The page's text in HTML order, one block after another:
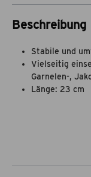
Beschreibung
Stabile und
Vielseitig
Garnelen-,
Länge: 23 cm